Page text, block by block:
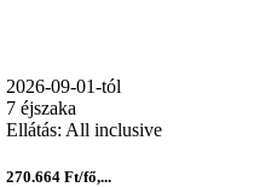
2026-09-01-tól
7 éjszaka
Ellátás: All inclusive
270.664 Ft/fő,...